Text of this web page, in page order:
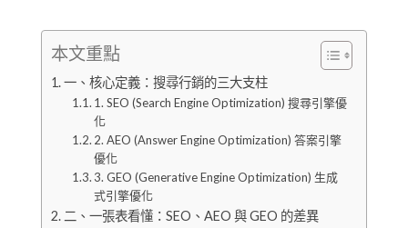
本文重點
一、核心定義：搜尋行銷的三大支柱
1. SEO (Search Engine Optimization) 搜尋引擎優
化
2. AEO (Answer Engine Optimization) 答案引擎
優化
3. GEO (Generative Engine Optimization) 生成
式引擎優化
二、一張表看懂：SEO、AEO 與 GEO 的差異